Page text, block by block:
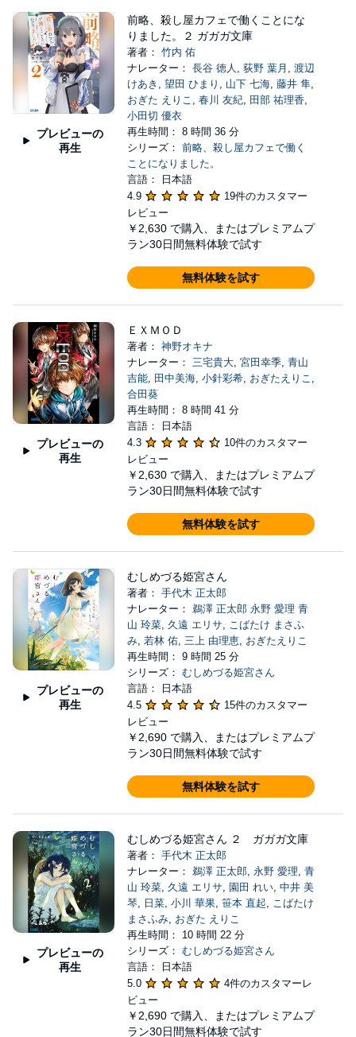
プレビューの
再生
前略、殺し屋カフェで働くことにな
りました。２ ガガガ文庫
著者： 竹内 佑
ナレーター： 長谷 徳人 , 荻野 葉月 , 渡辺
けあき , 望田 ひまり , 山下 七海, 藤井 隼,
おぎた えりこ , 春川 友紀, 田部 祐理香,
小田切 優衣
再生時間： 8 時間 36 分
シリーズ： 前略、殺し屋カフェで働く
ことになりました。
言語： 日本語
4.9
19件のカスタマー
レビュー
￥2,630 で購入、またはプレミアムプ
ラン30日間無料体験で試す
無料体験を試す
プレビューの
再生
ＥＸＭＯＤ
著者： 神野オキナ
ナレーター： 三宅貴大, 宮田幸季, 青山
吉能, 田中美海, 小針彩希, おぎたえりこ ,
合田葵
再生時間： 8 時間 41 分
言語： 日本語
4.3
10件のカスタマー
レビュー
￥2,630 で購入、またはプレミアムプ
ラン30日間無料体験で試す
無料体験を試す
プレビューの
再生
むしめづる姫宮さん
著者： 手代木 正太郎
ナレーター： 鵜澤 正太郎 永野 愛理 青
山 玲菜, 久遠 エリサ, こばたけ まさふ
み, 若林 佑, 三上 由理恵, おぎたえりこ
再生時間： 9 時間 25 分
シリーズ： むしめづる姫宮さん
言語： 日本語
4.5
15件のカスタマー
レビュー
￥2,690 で購入、またはプレミアムプ
ラン30日間無料体験で試す
無料体験を試す
プレビューの
再生
むしめづる姫宮さん ２ ガガガ文庫
著者： 手代木 正太郎
ナレーター： 鵜澤 正太郎, 永野 愛理, 青
山 玲菜, 久遠 エリサ, 園田 れい, 中井 美
琴, 日菜, 小川 華果, 笹本 直起, こばたけ
まさふみ, おぎた えりこ
再生時間： 10 時間 22 分
シリーズ： むしめづる姫宮さん
言語： 日本語
5.0
4件のカスタマーレ
ビュー
￥2,690 で購入、またはプレミアムプ
ラン30日間無料体験で試す